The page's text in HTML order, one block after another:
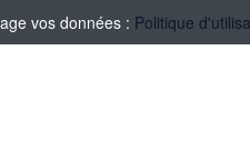
vos données : Politique